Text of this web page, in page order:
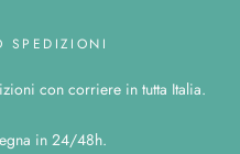
SPEDIZIONI
con corriere in tutta Italia.
in 24/48h.